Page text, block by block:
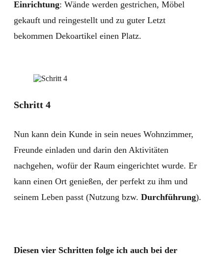
Einrichtung: Wände werden gestrichen, Möbel
gekauft und reingestellt und zu guter Letzt
bekommen Dekoartikel einen Platz.
Schritt 4
Nun kann dein Kunde in sein neues Wohnzimmer,
Freunde einladen und darin den Aktivitäten
nachgehen, wofür der Raum eingerichtet wurde. Er
kann einen Ort genießen, der perfekt zu ihm und
seinem Leben passt (Nutzung bzw. Durchführung).
Diesen vier Schritten folge ich auch bei der